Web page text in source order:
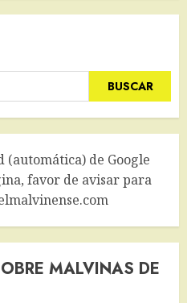
de Google
favor de avisar para
MALVINAS DE